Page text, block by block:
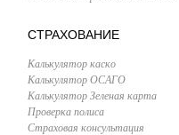
СТРАХОВАНИЕ
Калькулятор каско
Калькулятор ОСАГО
Калькулятор Зеленая карта
Проверка полиса
Страховая консультация